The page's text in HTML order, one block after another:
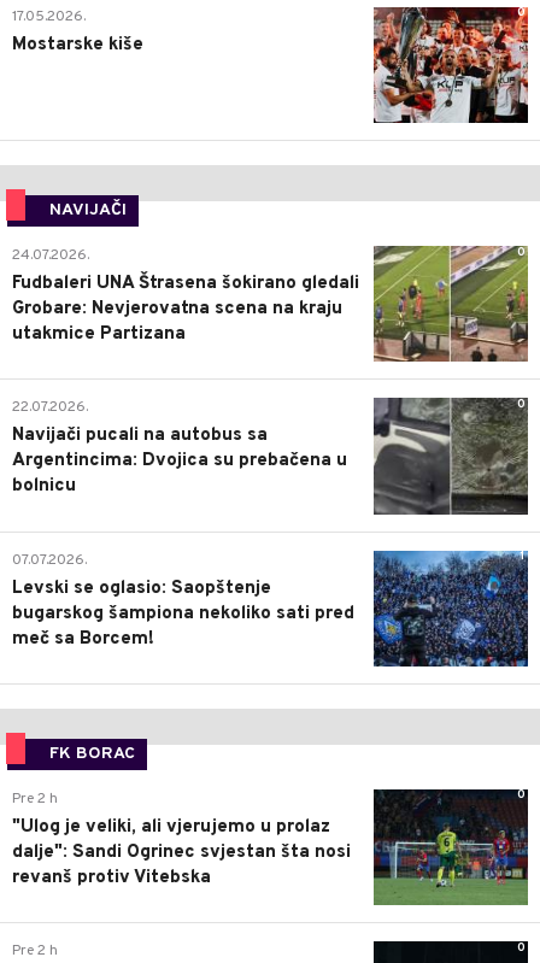
0
17.05.2026.
Mostarske kiše
NAVIJAČI
0
24.07.2026.
Fudbaleri UNA Štrasena šokirano gledali
Grobare: Nevjerovatna scena na kraju
utakmice Partizana
0
22.07.2026.
Navijači pucali na autobus sa
Argentincima: Dvojica su prebačena u
bolnicu
1
07.07.2026.
Levski se oglasio: Saopštenje
bugarskog šampiona nekoliko sati pred
meč sa Borcem!
FK BORAC
0
Pre 2 h
"Ulog je veliki, ali vjerujemo u prolaz
dalje": Sandi Ogrinec svjestan šta nosi
revanš protiv Vitebska
0
Pre 2 h